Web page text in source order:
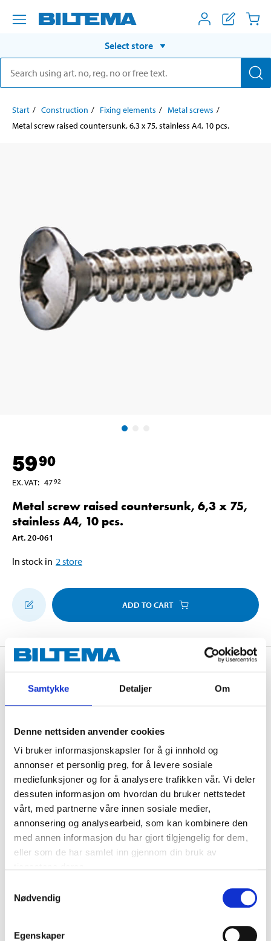
Samtykke Detaljer Om
Denne nettsiden anvender cookies
Vi bruker informasjonskapsler for å gi innhold og
annonser et personlig preg, for å levere sosiale
mediefunksjoner og for å analysere trafikken vår. Vi deler
dessuten informasjon om hvordan du bruker nettstedet
vårt, med partnerne våre innen sosiale medier,
annonsering og analysearbeid, som kan kombinere den
med annen informasjon du har gjort tilgjengelig for dem,
eller som de har samlet inn gjennom din bruk av
Nødvendig
Egenskaper
Select store
Start Construction Fixing elements
Metal screws
Metal screw raised countersunk, 6,3 x 75, stainless A4, 10 pcs.
5990
EX. VAT: 4792
Metal screw raised countersunk, 6,3 x 75,
stainless A4, 10 pcs.
Art. 20-061
In stock in 2 store
ADD TO CART
Description
countersunk head and tip in compliance with DIN
7983C.
Technical specifications
Diameter
6,3 mm
Length
75 mm
Surface treatment